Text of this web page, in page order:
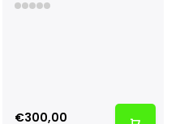
€300,00